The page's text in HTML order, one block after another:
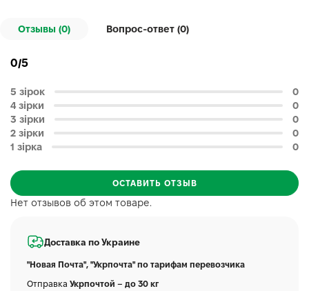
Отзывы (0) Вопрос-ответ (0)
Нет отзывов об этом товаре.
0/5
5 зірок
0
4 зірки
0
3 зірки
0
2 зірки
0
1 зірка
0
ОСТАВИТЬ ОТЗЫВ
Доставка по Украине
"Новая Почта", "Укрпочта" по тарифам перевозчика
Отправка Укрпочтой – до 30 кг